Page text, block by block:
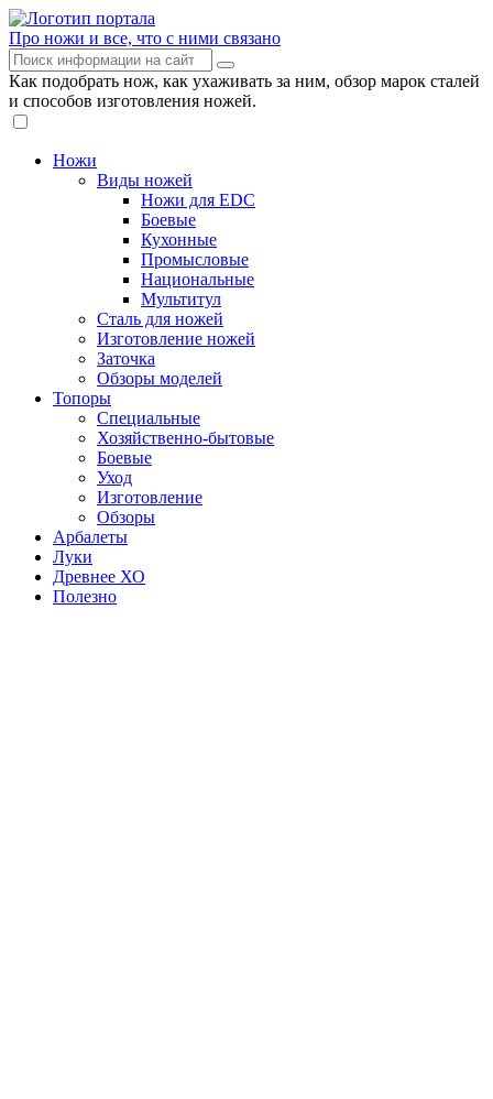
Про ножи и все, что с ними связано
Как подобрать нож, как ухаживать за ним, обзор марок сталей
и способов изготовления ножей.
Ножи
Виды ножей
Ножи для EDC
Боевые
Кухонные
Промысловые
Национальные
Мультитул
Сталь для ножей
Изготовление ножей
Заточка
Обзоры моделей
Топоры
Специальные
Хозяйственно-бытовые
Боевые
Уход
Изготовление
Обзоры
Арбалеты
Луки
Древнее ХО
Полезно